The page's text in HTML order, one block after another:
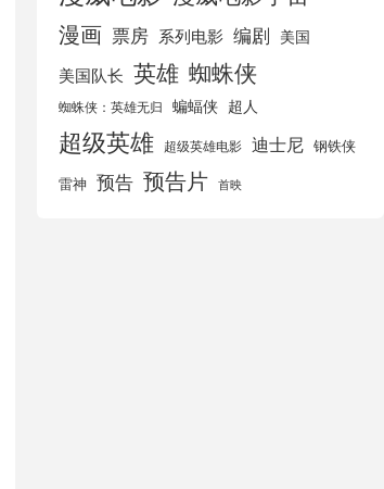
漫画 票房 系列电影 编剧 美国
美国队长 英雄 蜘蛛侠
蜘蛛侠：英雄无归 蝙蝠侠 超人
超级英雄 超级英雄电影 迪士尼 钢铁侠
雷神 预告 预告片 首映